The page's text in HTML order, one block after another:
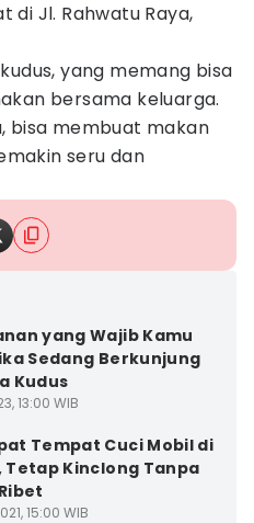
di Jl. Rahwatu Raya,
yang memang bisa
bersama keluarga.
bisa membuat makan
seru dan
yang Wajib Kamu
Sedang Berkunjung
Kudus
13:00 WIB
Tempat Cuci Mobil di
Tetap Kinclong Tanpa
15:00 WIB